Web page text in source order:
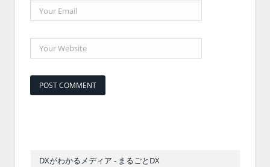
DXがわかるメディア - まるごとDX